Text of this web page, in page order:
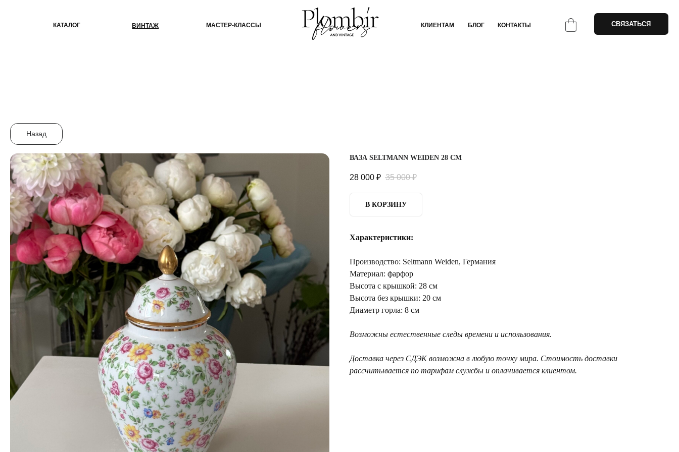
ВИНТАЖ МАСТЕР-КЛАССЫ БЛОГ
КАТАЛОГ КОНТАКТЫ СВЯЗАТЬСЯ
Назад
ВАЗА SELTMANN WEIDEN 28 СМ
28 000 ₽ 35 000 ₽
В КОРЗИНУ
Характеристики:
Производство: Seltmann Weiden, Германия
Материал: фарфор
Высота с крышкой: 28 см
Высота без крышки: 20 см
Диаметр горла: 8 см
Возможны естественные следы времени и использования.
Доставка через СДЭК возможна в любую точку мира. Стоимость доставки
рассчитывается по тарифам службы и оплачивается клиентом.